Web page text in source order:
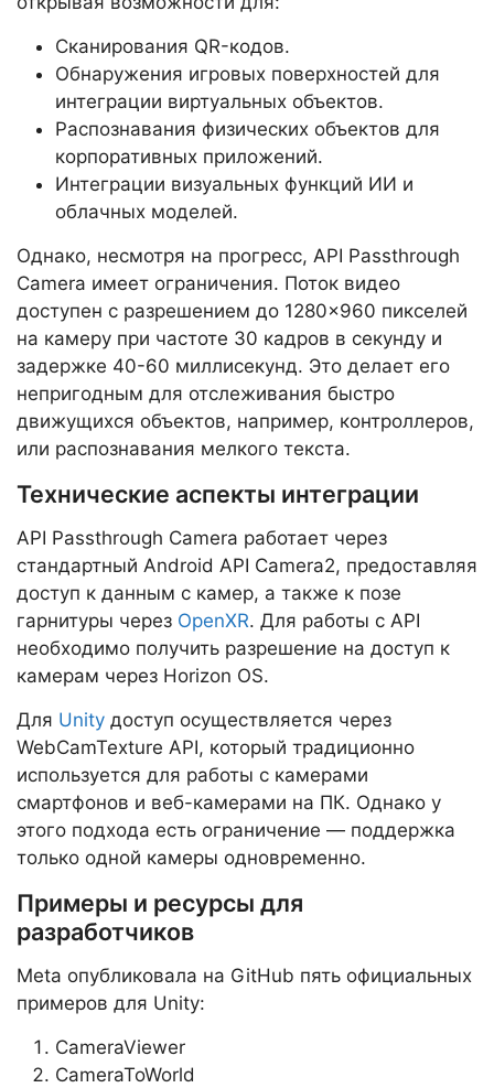
Сканирования QR-кодов.
Обнаружения игровых поверхностей для
интеграции виртуальных объектов.
Распознавания физических объектов для
корпоративных приложений.
Интеграции визуальных функций ИИ и
облачных моделей.
Однако, несмотря на прогресс, API Passthrough
Camera имеет ограничения. Поток видео
доступен с разрешением до 1280×960 пикселей
на камеру при частоте 30 кадров в секунду и
задержке 40-60 миллисекунд. Это делает его
непригодным для отслеживания быстро
движущихся объектов, например, контроллеров,
или распознавания мелкого текста.
Технические аспекты интеграции
API Passthrough Camera работает через
стандартный Android API Camera2, предоставляя
доступ к данным с камер, а также к позе
гарнитуры через OpenXR. Для работы с API
необходимо получить разрешение на доступ к
камерам через Horizon OS.
Для Unity доступ осуществляется через
WebCamTexture API, который традиционно
используется для работы с камерами
смартфонов и веб-камерами на ПК. Однако у
этого подхода есть ограничение — поддержка
только одной камеры одновременно.
Примеры и ресурсы для
разработчиков
Meta опубликовала на GitHub пять официальных
примеров для Unity:
CameraViewer
CameraToWorld